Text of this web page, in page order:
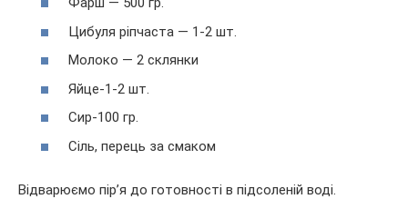
Цибуля ріпчаста — 1-2 шт.
Молоко — 2 склянки
Яйце-1-2 шт.
Сир-100 гр.
Сіль, перець за смаком
Відварюємо пір’я до готовності в підсоленій воді.